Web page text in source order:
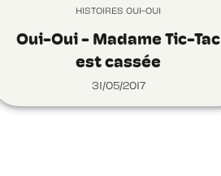
HISTOIRES OUI-OUI
Oui-Oui - Madame Tic-Tac
est cassée
31/05/2017